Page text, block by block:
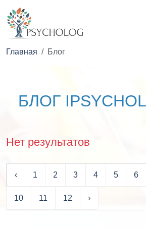
Главная Блог
БЛОГ
Нет результатов
‹ 1 2 3 4 5 6
10 11 12 ›